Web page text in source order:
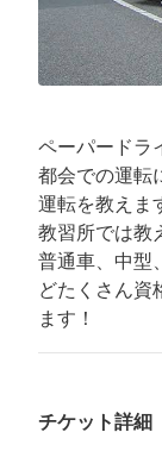
ペーパードラ
都会での運転
運転を教えま
教習所では教
普通車、中型
どたくさん資
ます！
チケット詳細